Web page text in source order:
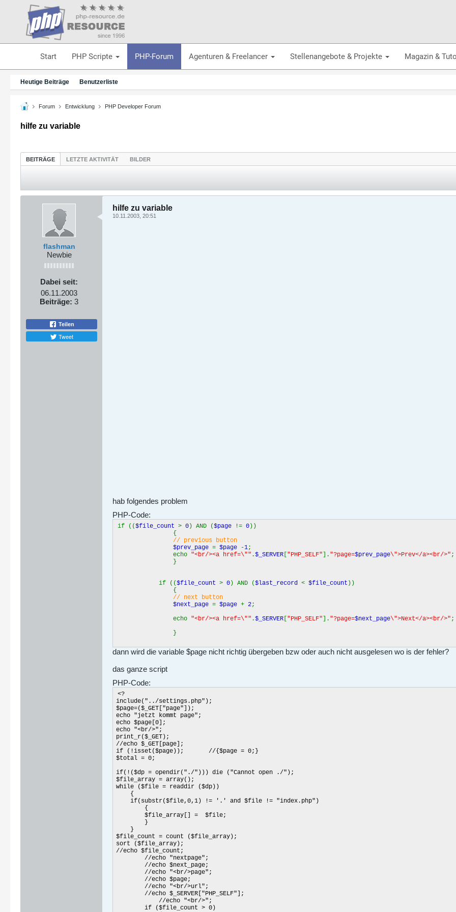
Start PHP Scripte PHP-Forum Agenturen & Freelancer Stellenangebote & Projekte Magazin &
Heutige Beiträge Benutzerliste
Forum Entwicklung PHP Developer Forum
hilfe zu variable
BEITRÄGE LETZTE AKTIVITÄT BILDER
flashman
Newbie
Dabei seit:
06.11.2003
Beiträge: 3
Teilen
Tweet
hilfe zu variable
10.11.2003, 20:51
hab folgendes problem
PHP-Code:
if (($file_count > 0 ) AND ($page != 0 ))
{
// previous button
$prev_page = $page -1;
echo "<br/><a href=\"" .$_SERVER "PHP_SELF" ]. "?page=$prev_page\">Prev</a><br/>" ;
}
if (($file_count > 0 ) AND ($last_record < $file_count ))
{
// next button
$next_page = $page + 2;
echo "<br/><a href=\"" .$_SERVER "PHP_SELF" ]. "?page=$next_page\">Next</a><br/>" ;
}
dann wird die variable $page nicht richtig übergeben bzw oder auch nicht ausgelesen wo is der fehler?
das ganze script
PHP-Code:
<?
include("../settings.php");
$page=($_GET["page"]);
echo "jetzt kommt page";
echo $page[0];
echo "<br/>";
print_r($_GET);
//echo $_GET[page];
if (!isset($page)); //{$page = 0;}
$total = 0;
if(!($dp = opendir("./"))) die ("Cannot open ./");
$file_array = array();
while ($file = readdir ($dp))
{
if(substr($file,0,1) != '.' and $file != "index.php")
{
$file_array[] = $file;
}
}
$file_count = count ($file_array);
sort ($file_array);
//echo $file_count;
//echo "nextpage";
//echo $next_page;
//echo "<br/>page";
//echo $page;
//echo "<br/>url";
//echo $_SERVER["PHP_SELF"];
//echo "<br/>";
if ($file_count > 0)